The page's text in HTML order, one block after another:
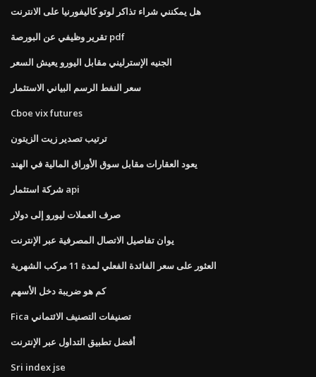
هل يمكنني شراء تذاكر لوتو كاليفورنيا على الانترنت
تقرير وظيفي عن البورصة pdf
الجنيه الإسترليني مقابل اليورو يعيش السعر
سعر النفط الرسم البياني الاستثمار
Cboe vix futures
ترتيب تصدير زيت الزيتون
يعود العقارات مقابل سوق الأوراق المالية في الهند
شركة استثمار api
صرف العملات ليورو إلى دولار
يوان تفاصيل الاتصال المصرفية عبر الإنترنت
العثور على سعر الفائدة الفعلي لمدة 11 مركب الشهرية
كم هو ضريبة دخل الأسهم
Fica تصنيفات التصنيف الائتماني
أفضل تطبيق التداول عبر الإنترنت
Sri index jse